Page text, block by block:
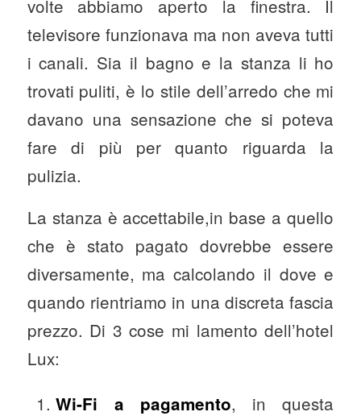
volte abbiamo aperto la finestra. Il
televisore funzionava ma non aveva tutti
i canali. Sia il bagno e la stanza li ho
trovati puliti, è lo stile dell’arredo che mi
davano una sensazione che si poteva
fare di più per quanto riguarda la
pulizia.
La stanza è accettabile,in base a quello
che è stato pagato dovrebbe essere
diversamente, ma calcolando il dove e
quando rientriamo in una discreta fascia
prezzo. Di 3 cose mi lamento dell’hotel
Lux:
Wi-Fi a pagamento, in questa